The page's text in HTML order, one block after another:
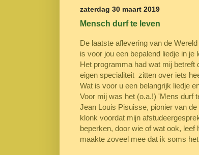
zaterdag 30 maart 2019
Mensch durf te leven
De laatste aflevering van de
is voor jou een bepalend liedje in je
Het programma had wat mij
eigen specialiteit zitten over iets
Wat is voor u een belangrijk liedje
Voor mij was het (o.a.!) 'Mens durf
Jean Louis Pisuisse, pionier van
klonk voordat mijn
beperken, door wie of wat ook,
maakte zoveel mee dat ik soms